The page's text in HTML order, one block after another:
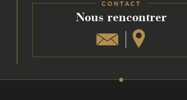
CONTACT
Nous rencontrer